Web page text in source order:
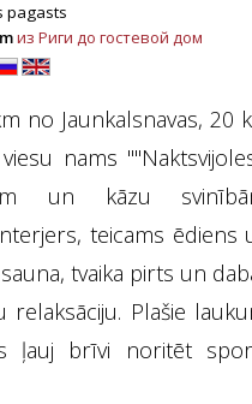
pagasts
из Риги до гостевой дом
no Jaunkalsnavas, 20
nams
un kāzu
teicams ēdiens
tvaika pirts un
Plašie
ļauj brīvi noritēt